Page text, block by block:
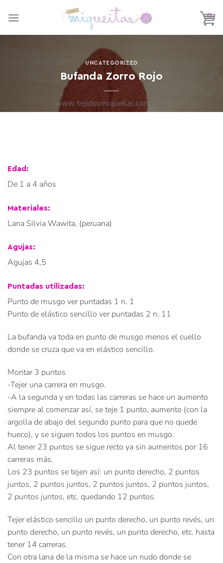
UNCATEGORIZED
Bufanda Zorro Rojo
Edad:
De 1 a 4 años
Materiales:
Lana Silvia Wawita, (peruana)
Agujas:
Agujas 4,5
Puntadas utilizadas:
Punto de musgo ver puntadas 1 n. 1
Punto de elástico sencillo ver puntadas 2 n. 11
La bufanda va toda en punto de musgo menos el cuello
donde se cruza que va en elástico sencillo.
Montar 3 puntos
-Tejer una carrera en musgo.
-A la segunda y en todas las carreras se hace un aumento
siempre al comenzar así, se teje 1 punto, aumento (con la
argolla de abajo del segundo punto para que no quede
hueco), y se siguen todos los puntos en musgo.
Al tener 23 puntos se sigue recto ya sin aumentos por 16
carreras más.
Los 23 puntos se tejen así: un punto derecho, 2 puntos
juntos, 2 puntos juntos, 2 puntos juntos, 2 puntos juntos,
2 puntos juntos, etc. quedando 12 puntos.
Tejer elástico sencillo un punto derecho, un punto revés, un
punto derecho, un punto revés, un punto derecho, etc. hasta
tener 14 carreras.
Con otra lana de la misma se hace un nudo donde se